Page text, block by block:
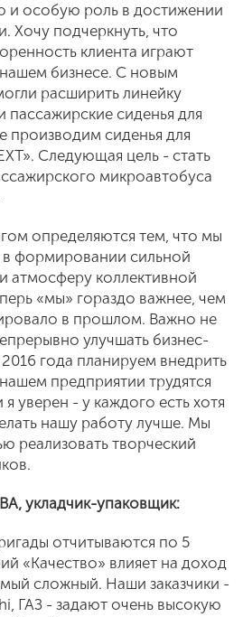
и особую роль в достижении
Хочу подчеркнуть, что
клиента играют
бизнесе. С новым
расширить линейку
пассажирские сиденья для
производим сиденья для
Следующая цель - стать
микроавтобуса
определяются тем, что мы
формировании сильной
атмосферу коллективной
«мы» гораздо важнее, чем
в прошлом. Важно не
улучшать бизнес-
года планируем внедрить
предприятии трудятся
уверен - у каждого есть хотя
нашу работу лучше. Мы
реализовать творческий
укладчик-упаковщик:
отчитываются по 5
«Качество» влияет на доход
сложный. Наши заказчики -
ГАЗ - задают очень высокую